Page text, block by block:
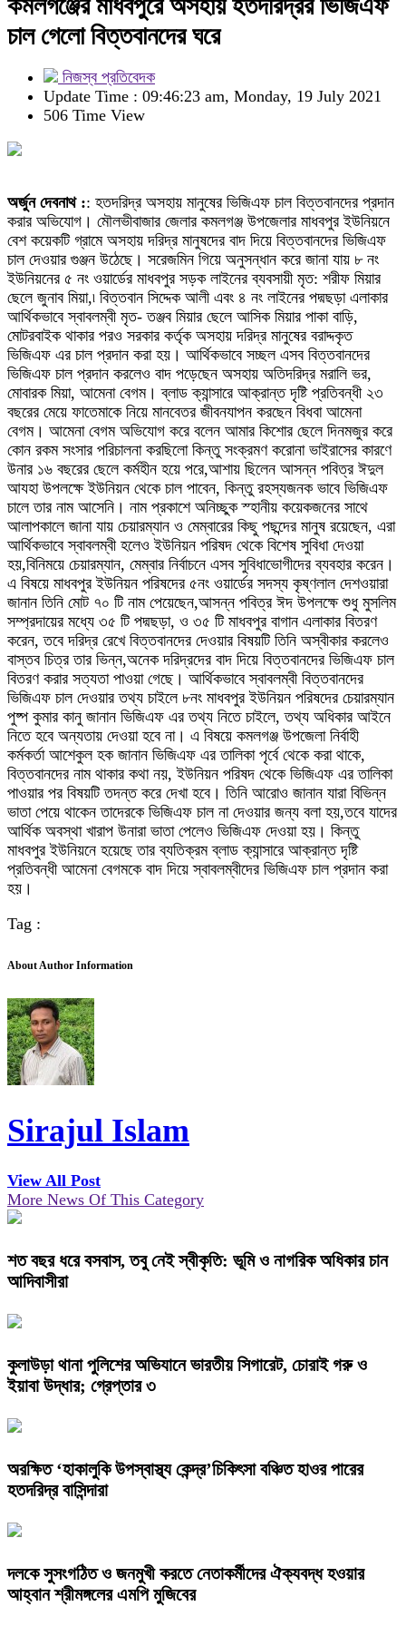
কমলগঞ্জের মাধবপুরে অসহায় হতদরিদ্রর ভিজিএফ
চাল গেলো বিত্তবানদের ঘরে
নিজস্ব প্রতিবেদক
Update Time : 09:46:23 am, Monday, 19 July 2021
506 Time View
অর্জুন দেবনাথ :: হতদরিদ্র অসহায় মানুষের ভিজিএফ চাল বিত্তবানদের প্রদান
করার অভিযোগ। মৌলভীবাজার জেলার কমলগঞ্জ উপজেলার মাধবপুর ইউনিয়নে
বেশ কয়েকটি গ্রামে অসহায় দরিদ্র মানুষদের বাদ দিয়ে বিত্তবানদের ভিজিএফ
চাল দেওয়ার গুঞ্জন উঠেছে। সরেজমিন গিয়ে অনুসন্ধান করে জানা যায় ৮ নং
ইউনিয়নের ৫ নং ওয়ার্ডের মাধবপুর সড়ক লাইনের ব্যবসায়ী মৃত: শরীফ মিয়ার
ছেলে জুনাব মিয়া,৷ বিত্তবান সিদ্দেক আলী এবং ৪ নং লাইনের পদ্মছড়া এলাকার
আর্থিকভাবে স্বাবলম্বী মৃত- তঞ্জব মিয়ার ছেলে আসিক মিয়ার পাকা বাড়ি,
মোটরবাইক থাকার পরও সরকার কর্তৃক অসহায় দরিদ্র মানুষের বরাদ্দকৃত
ভিজিএফ এর চাল প্রদান করা হয়। আর্থিকভাবে সচ্ছল এসব বিত্তবানদের
ভিজিএফ চাল প্রদান করলেও বাদ পড়েছেন অসহায় অতিদরিদ্র মরালি ভর,
মোবারক মিয়া, আমেনা বেগম। ব্লাড ক্যান্সারে আক্রান্ত দৃষ্টি প্রতিবন্ধী ২৩
বছরের মেয়ে ফাতেমাকে নিয়ে মানবেতর জীবনযাপন করছেন বিধবা আমেনা
বেগম। আমেনা বেগম অভিযোগ করে বলেন আমার কিশোর ছেলে দিনমজুর করে
কোন রকম সংসার পরিচালনা করছিলো কিন্তু সংক্রমণ করোনা ভাইরাসের কারণে
উনার ১৬ বছরের ছেলে কর্মহীন হয়ে পরে,আশায় ছিলেন আসন্ন পবিত্র ঈদুল
আযহা উপলক্ষে ইউনিয়ন থেকে চাল পাবেন, কিন্তু রহস্যজনক ভাবে ভিজিএফ
চালে তার নাম আসেনি। নাম প্রকাশে অনিচ্ছুক স্হানীয় কয়েকজনের সাথে
আলাপকালে জানা যায় চেয়ারম্যান ও মেম্বারের কিছু পছন্দের মানুষ রয়েছেন, এরা
আর্থিকভাবে স্বাবলম্বী হলেও ইউনিয়ন পরিষদ থেকে বিশেষ সুবিধা দেওয়া
হয়,বিনিময়ে চেয়ারম্যান, মেম্বার নির্বাচনে এসব সুবিধাভোগীদের ব্যবহার করেন।
এ বিষয়ে মাধবপুর ইউনিয়ন পরিষদের ৫নং ওয়ার্ডের সদস্য কৃষ্ণলাল দেশওয়ারা
জানান তিনি মোট ৭০ টি নাম পেয়েছেন,আসন্ন পবিত্র ঈদ উপলক্ষে শুধু মুসলিম
সম্প্রদায়ের মধ্যে ৩৫ টি পদ্মছড়া, ও ৩৫ টি মাধবপুর বাগান এলাকার বিতরণ
করেন, তবে দরিদ্র রেখে বিত্তবানদের দেওয়ার বিষয়টি তিনি অস্বীকার করলেও
বাস্তব চিত্র তার ভিন্ন,অনেক দরিদ্রদের বাদ দিয়ে বিত্তবানদের ভিজিএফ চাল
বিতরণ করার সত্যতা পাওয়া গেছে। আর্থিকভাবে স্বাবলম্বী বিত্তবানদের
ভিজিএফ চাল দেওয়ার তথ্য চাইলে ৮নং মাধবপুর ইউনিয়ন পরিষদের চেয়ারম্যান
পুষ্প কুমার কানু জানান ভিজিএফ এর তথ্য নিতে চাইলে, তথ্য অধিকার আইনে
নিতে হবে অন্যতায় দেওয়া হবে না। এ বিষয়ে কমলগঞ্জ উপজেলা নির্বাহী
কর্মকর্তা আশেকুল হক জানান ভিজিএফ এর তালিকা পৃর্বে থেকে করা থাকে,
বিত্তবানদের নাম থাকার কথা নয়, ইউনিয়ন পরিষদ থেকে ভিজিএফ এর তালিকা
পাওয়ার পর বিষয়টি তদন্ত করে দেখা হবে। তিনি আরোও জানান যারা বিভিন্ন
ভাতা পেয়ে থাকেন তাদেরকে ভিজিএফ চাল না দেওয়ার জন্য বলা হয়,তবে যাদের
আর্থিক অবস্থা খারাপ উনারা ভাতা পেলেও ভিজিএফ দেওয়া হয়। কিন্তু
মাধবপুর ইউনিয়নে হয়েছে তার ব্যতিক্রম ব্লাড ক্যান্সারে আক্রান্ত দৃষ্টি
প্রতিবন্ধী আমেনা বেগমকে বাদ দিয়ে স্বাবলম্বীদের ভিজিএফ চাল প্রদান করা
হয়।
Tag :
About Author Information
Sirajul Islam
View All Post
More News Of This Category
শত বছর ধরে বসবাস, তবু নেই স্বীকৃতি: ভূমি ও নাগরিক অধিকার চান
আদিবাসীরা
কুলাউড়া থানা পুলিশের অভিযানে ভারতীয় সিগারেট, চোরাই গরু ও
ইয়াবা উদ্ধার; গ্রেপ্তার ৩
অরক্ষিত ‘হাকালুকি উপস্বাস্থ্য কেন্দ্র’চিকিৎসা বঞ্চিত হাওর পারের
হতদরিদ্র বাসিন্দারা
দলকে সুসংগঠিত ও জনমুখী করতে নেতাকর্মীদের ঐক্যবদ্ধ হওয়ার
আহ্বান শ্রীমঙ্গলের এমপি মুজিবের